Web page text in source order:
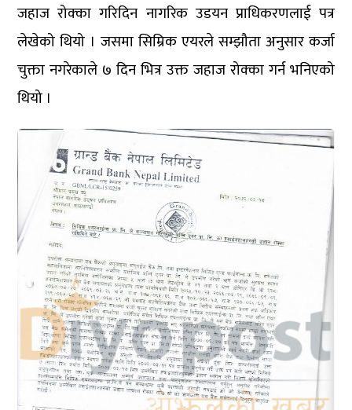
जहाज रोक्का गरिदिन नागरिक उडयन प्राधिकरणलाई पत्र
लेखेको थियो । जसमा सिम्रिक एयरले सम्झौता अनुसार कर्जा
चुक्ता नगरेकाले ७ दिन भित्र उक्त जहाज रोक्का गर्न भनिएको
थियो ।